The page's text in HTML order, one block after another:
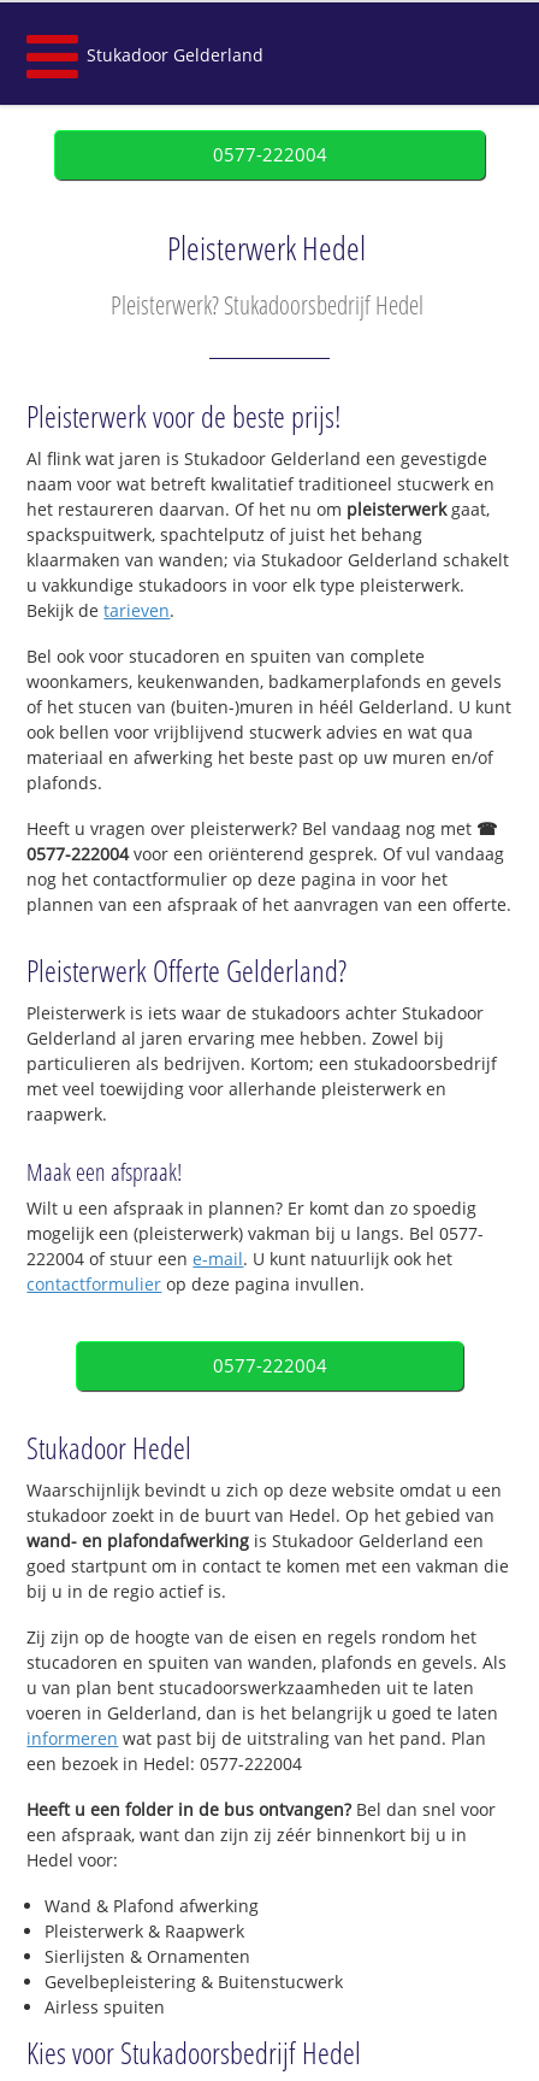
Stukadoor Gelderland
0577-222004
Pleisterwerk Hedel
Pleisterwerk? Stukadoorsbedrijf Hedel
Pleisterwerk voor de beste prijs!
Al flink wat jaren is Stukadoor Gelderland een gevestigde
naam voor wat betreft kwalitatief traditioneel stucwerk en
het restaureren daarvan. Of het nu om pleisterwerkgaat,
spackspuitwerk, spachtelputz of juist het behang
klaarmaken van wanden; via Stukadoor Gelderland schakelt
u vakkundige stukadoors in voor elk type pleisterwerk.
Bekijk detarieven.
Bel ook voor stucadoren en spuiten van complete
woonkamers, keukenwanden, badkamerplafonds en gevels
of het stucen van (buiten-)muren in héél Gelderland. U kunt
ook bellen voor vrijblijvend stucwerk advies en wat qua
materiaal en afwerking het beste past op uw muren en/of
plafonds.
Heeft u vragen over pleisterwerk? Bel vandaag nog met ☎
0577-222004voor een oriënterend gesprek. Of vul vandaag
nog het contactformulier op deze pagina in voor het
plannen van een afspraak of het aanvragen van een offerte.
Pleisterwerk Offerte Gelderland?
Pleisterwerk is iets waar de stukadoors achter Stukadoor
Gelderland al jaren ervaring mee hebben. Zowel bij
particulieren als bedrijven. Kortom; een stukadoorsbedrijf
met veel toewijding voor allerhande pleisterwerk en
raapwerk.
Maak een afspraak!
Wilt u een afspraak in plannen? Er komt dan zo spoedig
mogelijk een (pleisterwerk) vakman bij u langs. Bel 0577-
222004 of stuur eene-mail. U kunt natuurlijk ook het
contactformulier op deze pagina invullen.
0577-222004
Stukadoor Hedel
Waarschijnlijk bevindt u zich op deze website omdat u een
stukadoor zoekt in de buurt van Hedel. Op het gebied van
wand- en plafondafwerking is Stukadoor Gelderland een
goed startpunt om in contact te komen met een vakman die
bij u in de regio actief is.
Zij zijn op de hoogte van de eisen en regels rondom het
stucadoren en spuiten van wanden, plafonds en gevels. Als
u van plan bent stucadoorswerkzaamheden uit te laten
voeren in Gelderland, dan is het belangrijk u goed te laten
informeren wat past bij de uitstraling van het pand. Plan
een bezoek in Hedel: 0577-222004
Heeft u een folder in de bus ontvangen?Bel dan snel voor
een afspraak, want dan zijn zij zéér binnenkort bij u in
Hedel voor:
Wand & Plafond afwerking
Pleisterwerk & Raapwerk
Sierlijsten & Ornamenten
Gevelbepleistering & Buitenstucwerk
Airless spuiten
Kies voor Stukadoorsbedrijf Hedel